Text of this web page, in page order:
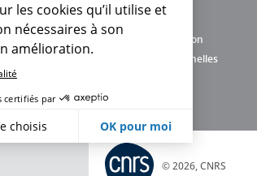
Charte d'utilisation
Données personnelles
© 2026, CNRS
les cookies qu’il utilise et
nécessaires à son
amélioration.
certifiés par
choisis OK pour moi
: Personnalisez vos Options